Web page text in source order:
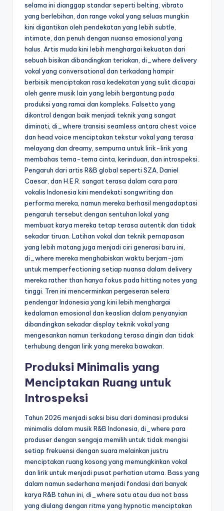
selama ini dianggap standar seperti belting, vibrato
yang berlebihan, dan range vokal yang seluas mungkin
kini digantikan oleh pendekatan yang lebih subtle,
intimate, dan penuh dengan nuansa emosional yang
halus. Artis muda kini lebih menghargai kekuatan dari
sebuah bisikan dibandingkan teriakan, di_where delivery
vokal yang conversational dan terkadang hampir
berbisik menciptakan rasa kedekatan yang sulit dicapai
oleh genre musik lain yang lebih bergantung pada
produksi yang ramai dan kompleks. Falsetto yang
dikontrol dengan baik menjadi teknik yang sangat
diminati, di_where transisi seamless antara chest voice
dan head voice menciptakan tekstur vokal yang terasa
melayang dan dreamy, sempurna untuk lirik-lirik yang
membahas tema-tema cinta, kerinduan, dan introspeksi.
Pengaruh dari artis R&B global seperti SZA, Daniel
Caesar, dan H.E.R. sangat terasa dalam cara para
vokalis Indonesia kini mendekati songwriting dan
performa mereka, namun mereka berhasil mengadaptasi
pengaruh tersebut dengan sentuhan lokal yang
membuat karya mereka tetap terasa autentik dan tidak
sekadar tiruan. Latihan vokal dan teknik pernapasan
yang lebih matang juga menjadi ciri generasi baru ini,
di_where mereka menghabiskan waktu berjam-jam
untuk memperfectioning setiap nuansa dalam delivery
mereka rather than hanya fokus pada hitting notes yang
tinggi. Tren ini mencerminkan pergeseran selera
pendengar Indonesia yang kini lebih menghargai
kedalaman emosional dan keaslian dalam penyanyian
dibandingkan sekadar display teknik vokal yang
mengesankan namun terkadang terasa dingin dan tidak
terhubung dengan lirik yang mereka bawakan.
Produksi Minimalis yang
Menciptakan Ruang untuk
Introspeksi
Tahun 2026 menjadi saksi bisu dari dominasi produksi
minimalis dalam musik R&B Indonesia, di_where para
produser dengan sengaja memilih untuk tidak mengisi
setiap frekuensi dengan suara melainkan justru
menciptakan ruang kosong yang memungkinkan vokal
dan lirik untuk menjadi pusat perhatian utama. Bass yang
dalam namun sederhana menjadi fondasi dari banyak
karya R&B tahun ini, di_where satu atau dua not bass
yang diulang dengan ritme yang hypnotic menciptakan